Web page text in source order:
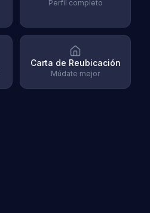
Perfil completo
Carta de Reubicación
Múdate mejor